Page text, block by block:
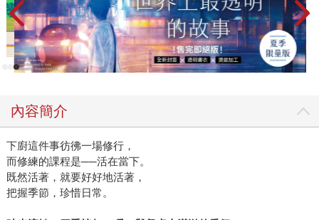
內容簡介
下廚這件事彷彿一場修行，
而修練的課程是──活在當下。
既然活著，就要好好地活著，
把握季節，珍惜日常。